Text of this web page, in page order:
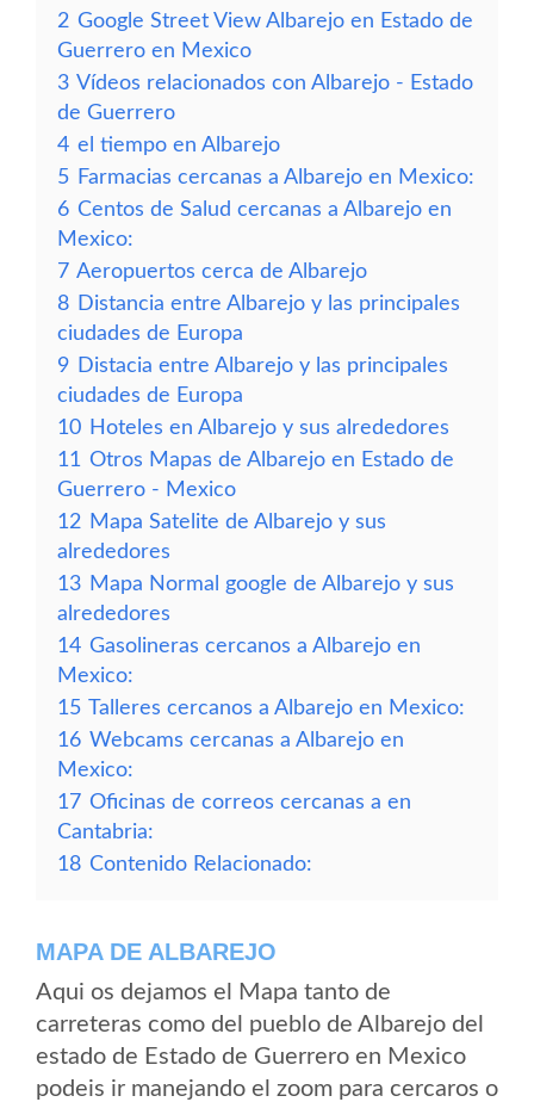
2 Google Street View Albarejo en Estado de
Guerrero en Mexico
3 Vídeos relacionados con Albarejo - Estado
de Guerrero
4 el tiempo en Albarejo
5 Farmacias cercanas a Albarejo en Mexico:
6 Centos de Salud cercanas a Albarejo en
Mexico:
7 Aeropuertos cerca de Albarejo
8 Distancia entre Albarejo y las principales
ciudades de Europa
9 Distacia entre Albarejo y las principales
ciudades de Europa
10 Hoteles en Albarejo y sus alrededores
11 Otros Mapas de Albarejo en Estado de
Guerrero - Mexico
12 Mapa Satelite de Albarejo y sus
alrededores
13 Mapa Normal google de Albarejo y sus
alrededores
14 Gasolineras cercanos a Albarejo en
Mexico:
15 Talleres cercanos a Albarejo en Mexico:
16 Webcams cercanas a Albarejo en
Mexico:
17 Oficinas de correos cercanas a en
Cantabria:
18 Contenido Relacionado:
MAPA DE ALBAREJO
Aqui os dejamos el Mapa tanto de
carreteras como del pueblo de Albarejo del
estado de Estado de Guerrero en Mexico
podeis ir manejando el zoom para cercaros o